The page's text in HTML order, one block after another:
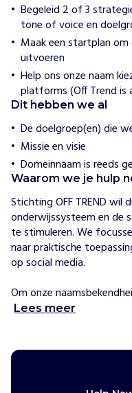
S
t
i
c
h
t
i
n
g
O
f
f
T
r
e
n
d
a
a
o
Begeleid 2 of 3
tone of voice en
Maak een startplan
uitvoeren
Help ons onze naam
platforms (Off Trend is
Dit hebben we al
De doelgroep(en) die
Missie en visie
Domeinnaam is reeds
Waarom we je hulp
Stichting OFF TREND wil
onderwijssysteem en de
te stimuleren. We
naar praktische
op social media.
Om onze
Lees meer